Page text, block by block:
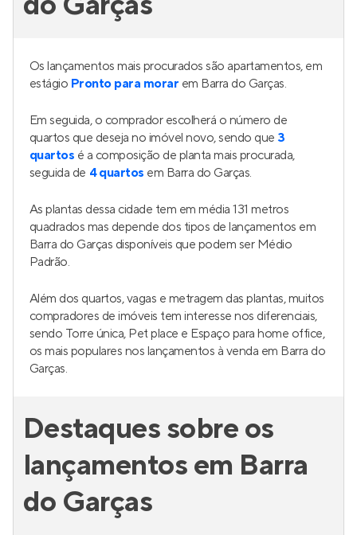
Os lançamentos mais procurados são apartamentos, em
estágio Pronto para morar em Barra do Garças.
Em seguida, o comprador escolherá o número de
quartos que deseja no imóvel novo, sendo que 3
quartos é a composição de planta mais procurada,
seguida de 4 quartos em Barra do Garças.
As plantas dessa cidade tem em média 131 metros
quadrados mas depende dos tipos de lançamentos em
Barra do Garças disponíveis que podem ser Médio
Padrão.
Além dos quartos, vagas e metragem das plantas, muitos
compradores de imóveis tem interesse nos diferenciais,
sendo Torre única, Pet place e Espaço para home office,
os mais populares nos lançamentos à venda em Barra do
Garças.
Destaques sobre os
lançamentos em Barra
do Garças